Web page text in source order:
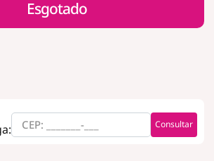
Esgotado
Consultar